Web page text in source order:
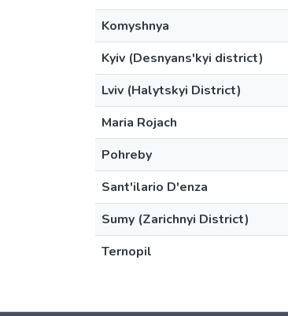
Komyshnya
Kyiv (Desnyans'kyi district)
Lviv (Halytskyi District)
Maria Rojach
Pohreby
Sant'ilario D'enza
Sumy (Zarichnyi District)
Ternopil